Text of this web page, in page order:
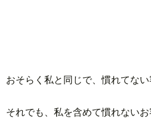
おそらく私と同じで、慣れてない
それでも、私を含めて慣れない